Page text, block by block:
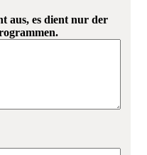
aus, es dient nur der